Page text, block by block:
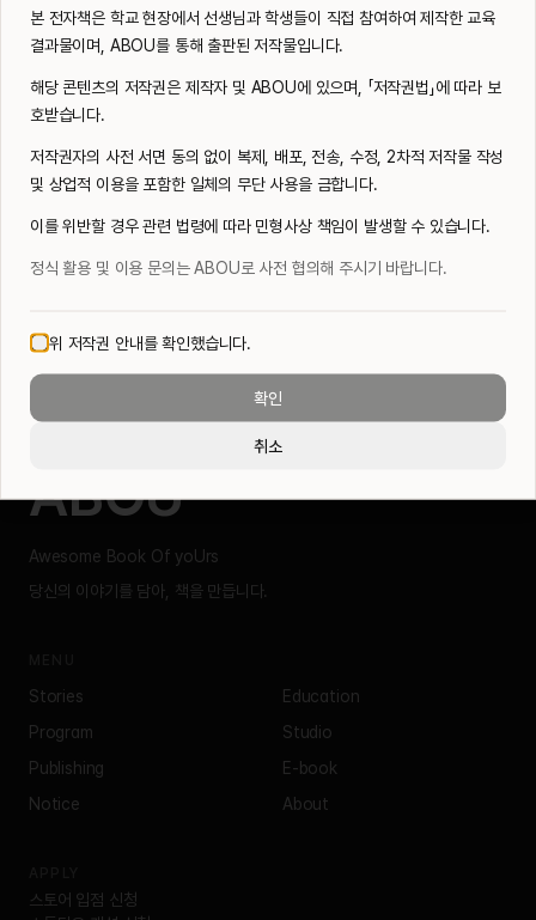
ABOU
Awesome Book Of yoUrs
당신의 이야기를 담아, 책을 만듭니다.
Stories
Education
Program
Studio
Publishing
E-book
Notice
About
스토어 입점 신청
본 전자책은 학교 현장에서 선생님과 학생들이 직접 참여하여 제작한 교육
결과물이며, ABOU를 통해 출판된 저작물입니다.
해당 콘텐츠의 저작권은 제작자 및 ABOU에 있으며, 「저작권법」에 따라 보
호받습니다.
저작권자의 사전 서면 동의 없이 복제, 배포, 전송, 수정, 2차적 저작물 작성
및 상업적 이용을 포함한 일체의 무단 사용을 금합니다.
이를 위반할 경우 관련 법령에 따라 민형사상 책임이 발생할 수 있습니다.
정식 활용 및 이용 문의는 ABOU로 사전 협의해 주시기 바랍니다.
위 저작권 안내를 확인했습니다.
취소
확인